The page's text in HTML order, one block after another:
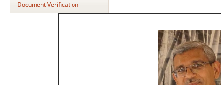
Document Verification